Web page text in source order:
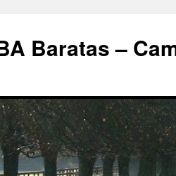
Baratas –